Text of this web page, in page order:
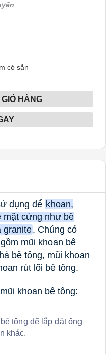
có sẵn
HÀNG
dụng để khoan,
mặt cứng như bê
granite. Chúng có
mũi khoan bê
bê tông, mũi khoan
rút lõi bê tông.
khoan bê tông:
tông để lắp đặt ống
khác.